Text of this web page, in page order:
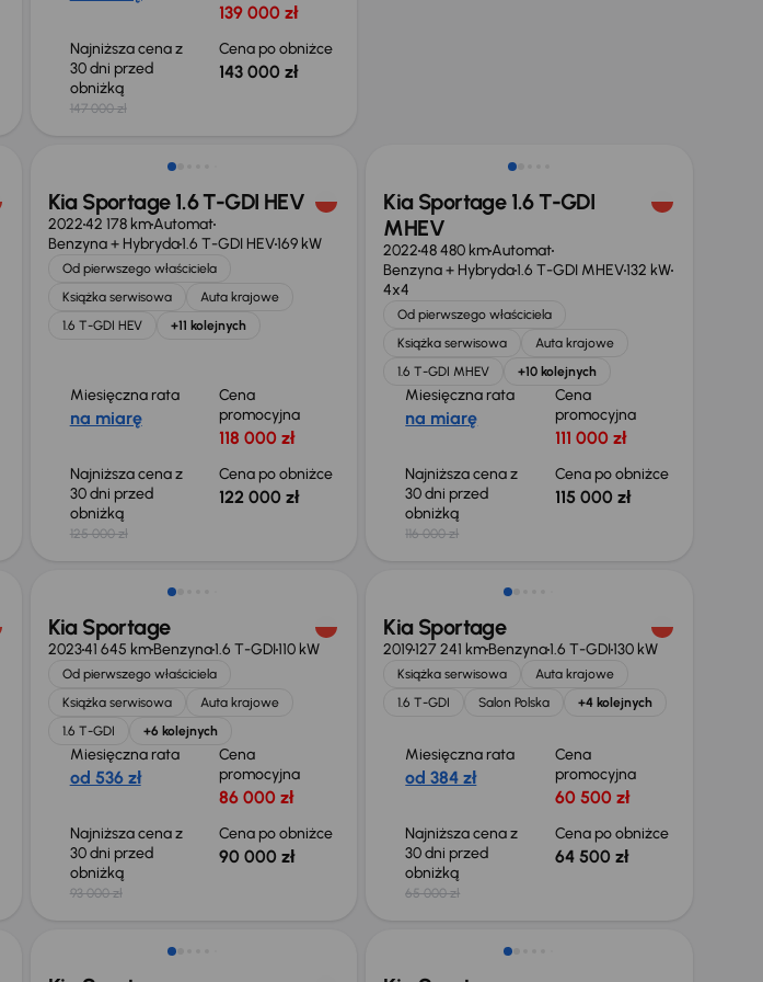
139 000 zł
Najniższa cena z
30 dni przed
obniżką
147 000 zł
Cena po obniżce
143 000 zł
Taniej o 3 000 zł
Kia Sportage 1.6 T-GDI HEV
202242 178 kmAutomat
Benzyna + Hybryda1.6 T-GDI HEV169 kW
Od pierwszego właściciela
Książka serwisowa
Auta krajowe
1.6 T-GDI HEV
+11 kolejnych
Miesięczna rata
na miarę
Cena
promocyjna
118 000 zł
Najniższa cena z
30 dni przed
obniżką
125 000 zł
Cena po obniżce
122 000 zł
Kia Sportage 1.6 T-GDI
MHEV
202248 480 kmAutomat
Benzyna + Hybryda1.6 T-GDI MHEV132 kW
4x4
Od pierwszego właściciela
Książka serwisowa
Auta krajowe
1.6 T-GDI MHEV
+10 kolejnych
Miesięczna rata
na miarę
Cena
promocyjna
111 000 zł
Najniższa cena z
30 dni przed
obniżką
116 000 zł
Cena po obniżce
115 000 zł
Taniej o 3 000 zł
Kia Sportage
202341 645 kmBenzyna1.6 T-GDI110 kW
Od pierwszego właściciela
Książka serwisowa
Auta krajowe
1.6 T-GDI
+6 kolejnych
Miesięczna rata
od 536 zł
Cena
promocyjna
86 000 zł
Najniższa cena z
30 dni przed
obniżką
93 000 zł
Cena po obniżce
90 000 zł
Taniej o 500 zł
Kia Sportage
2019127 241 kmBenzyna1.6 T-GDI130 kW
Książka serwisowa
Auta krajowe
1.6 T-GDI
Salon Polska +4 kolejnych
Miesięczna rata
od 384 zł
Cena
promocyjna
60 500 zł
Najniższa cena z
30 dni przed
obniżką
65 000 zł
Cena po obniżce
64 500 zł
Możliwość odliczenia VAT